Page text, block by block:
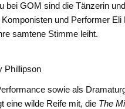
GOM sind die Tänzerin
und Performer
samtene Stimme leiht.
Phillipson
sowie als
eine wilde Reife mit, die The